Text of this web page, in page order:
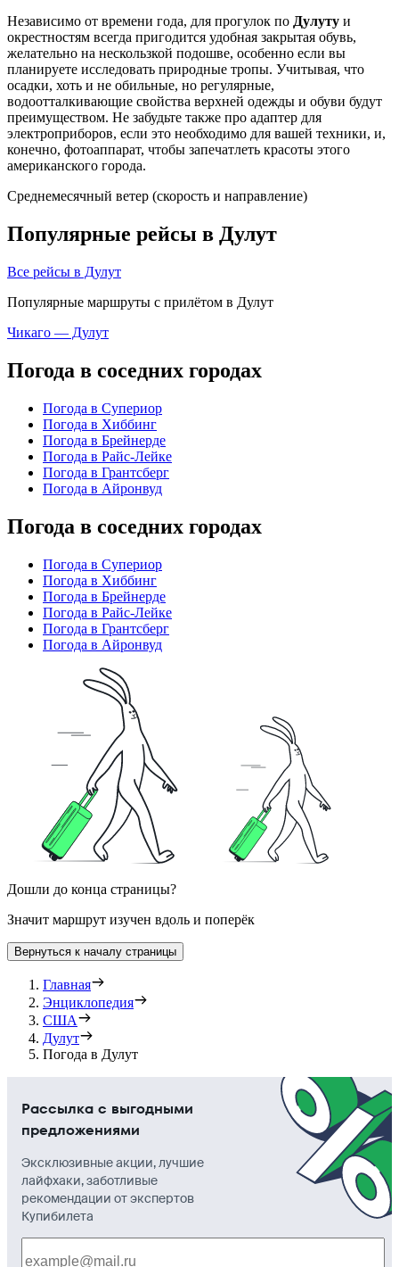
Независимо от времени года, для прогулок по Дулуту и
окрестностям всегда пригодится удобная закрытая обувь,
желательно на нескользкой подошве, особенно если вы
планируете исследовать природные тропы. Учитывая, что
осадки, хоть и не обильные, но регулярные,
водоотталкивающие свойства верхней одежды и обуви будут
преимуществом. Не забудьте также про адаптер для
электроприборов, если это необходимо для вашей техники, и,
конечно, фотоаппарат, чтобы запечатлеть красоты этого
американского города.
Среднемесячный ветер (скорость и направление)
Популярные рейсы в Дулут
Все рейсы в Дулут
Популярные маршруты с прилётом в Дулут
Чикаго — Дулут
Погода в соседних городах
Погода в Супериор
Погода в Хиббинг
Погода в Брейнерде
Погода в Райс-Лейке
Погода в Грантсберг
Погода в Айронвуд
Погода в соседних городах
Погода в Супериор
Погода в Хиббинг
Погода в Брейнерде
Погода в Райс-Лейке
Погода в Грантсберг
Погода в Айронвуд
Дошли до конца страницы?
Значит маршрут изучен вдоль и поперёк
Вернуться к началу страницы
Главная
Энциклопедия
США
Дулут
Погода в Дулут
Рассылка с выгодными
предложениями
Эксклюзивные акции, лучшие
лайфхаки, заботливые
рекомендации от экспертов
Купибилета